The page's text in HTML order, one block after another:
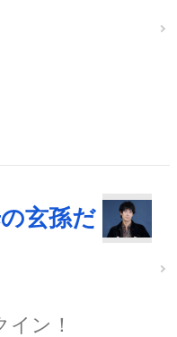
玄孫だ
イン！